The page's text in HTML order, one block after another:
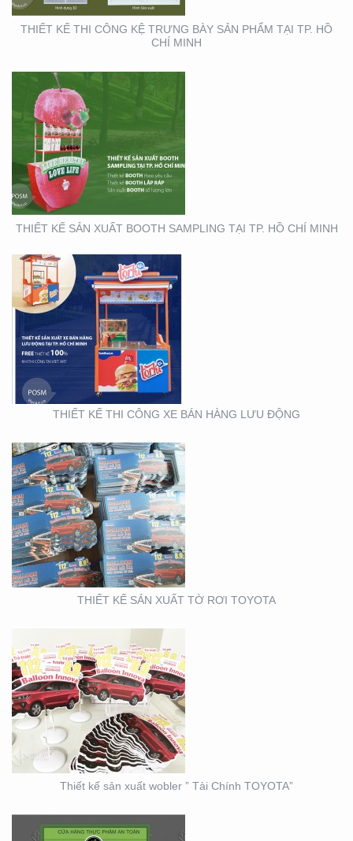
THIẾT KẾ THI CÔNG KỆ TRƯNG BÀY SẢN PHẨM TẠI TP. HỒ
CHÍ MINH
THIẾT KẾ SẢN XUẤT BOOTH SAMPLING TẠI TP. HỒ CHÍ MINH
THIẾT KẾ THI CÔNG XE
BÁN HÀNG LƯU ĐỘNG
THIẾT KẾ THI CÔNG XE BÁN HÀNG LƯU ĐỘNG
THIẾT KẾ SẢN XUẤT TỜ
RƠI TOYOTA
THIẾT KẾ SẢN XUẤT TỜ RƠI TOYOTA
THIẾT KẾ SẢN XUẤT
WOBLER ” TÀI CHÍNH
TOYOTA”
Thiết kế sản xuất wobler ” Tài Chính TOYOTA”
THIẾT KẾ THI CÔNG
CỦA HÀNG THỰC PHẨM
AN TOÀN GOOD EARTH
FOOD